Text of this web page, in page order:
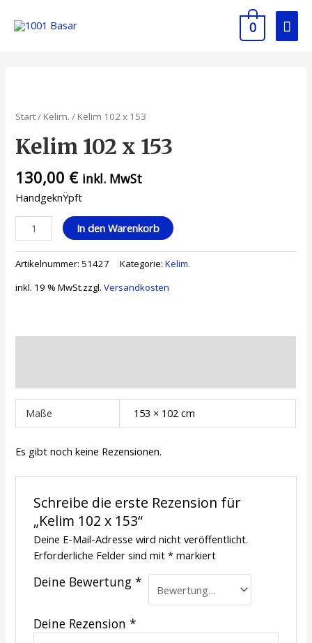
0
Start/ Kelim. / Kelim 102 x 153
Kelim 102 x 153
130,00 € inkl. MwSt
HandgeknŸpft
In den Warenkorb
Artikelnummer: 51427 Kategorie:Kelim.
inkl. 19 % MwSt.zzgl.Versandkosten
Maße 153 × 102 cm
Es gibt noch keine Rezensionen.
Schreibe die erste Rezension für
„Kelim 102 x 153“
Deine E-Mail-Adresse wird nicht veröffentlicht.
Erforderliche Felder sind mit *markiert
Deine Bewertung *
Deine Rezension *